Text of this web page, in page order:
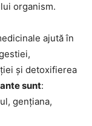
organism.
ajută în
și detoxifierea
sunt:
gențiana,